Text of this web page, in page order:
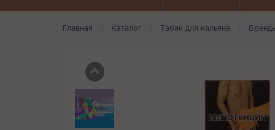
Главная Каталог Табак для кальяна